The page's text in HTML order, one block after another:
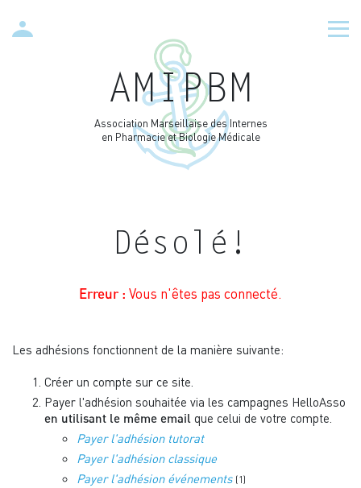
AMIPBM
Association Marseillaise des Internes
en Pharmacie et Biologie Médicale
Désolé!
Erreur : Vous n'êtes pas connecté.
Les adhésions fonctionnent de la manière suivante:
Créer un compte sur ce site.
Payer l'adhésion souhaitée via les campagnes HelloAsso
en utilisant le même email que celui de votre compte.
Payer l'adhésion tutorat
Payer l'adhésion classique
Payer l'adhésion événements (1)